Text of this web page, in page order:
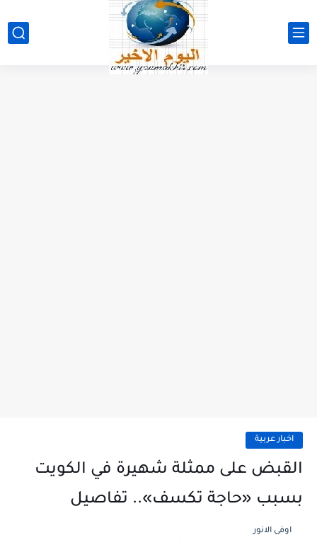
اخبار عربية
القبض على ممثلة شهيرة في الكويت
بسبب «حاجة تكسف».. تفاصيل
اوفى الانور